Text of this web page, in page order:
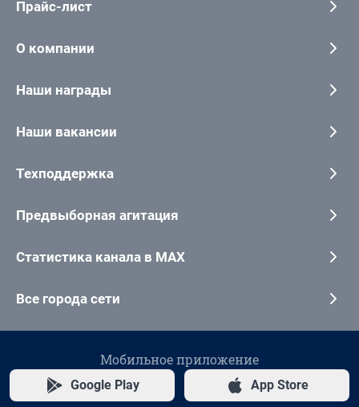
Прайс-лист
О компании
Наши награды
Наши вакансии
Техподдержка
Предвыборная агитация
Статистика канала в MAX
Все города сети
Мобильное приложение
Google Play App Store